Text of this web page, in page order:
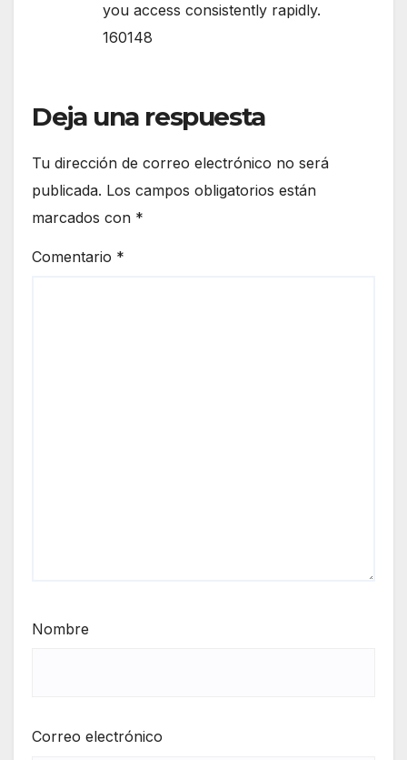
you access consistently rapidly.
160148
Deja una respuesta
Tu dirección de correo electrónico no será
publicada. Los campos obligatorios están
marcados con *
Comentario *
Nombre
Correo electrónico